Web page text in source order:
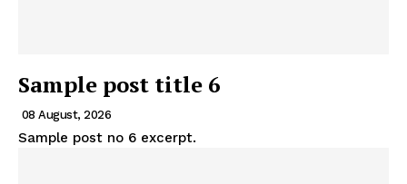
Sample post title 6
08 August, 2026
Sample post no 6 excerpt.